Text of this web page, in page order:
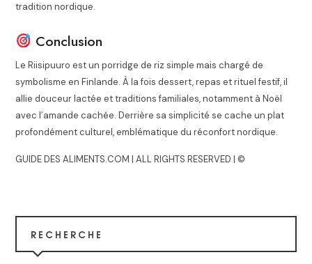
tradition nordique.
Conclusion
Le Riisipuuro est un porridge de riz simple mais chargé de
symbolisme en Finlande. À la fois dessert, repas et rituel festif, il
allie douceur lactée et traditions familiales, notamment à Noël
avec l’amande cachée. Derrière sa simplicité se cache un plat
profondément culturel, emblématique du réconfort nordique.
GUIDE DES ALIMENTS.COM | ALL RIGHTS RESERVED | ©
RECHERCHE